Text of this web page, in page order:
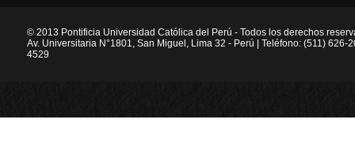
© 2013 Pontificia Universidad Católica del Perú - Todos los derechos
Av. Universitaria N°1801, San Miguel, Lima 32 - Perú | Teléfono: (511) 626-
4529